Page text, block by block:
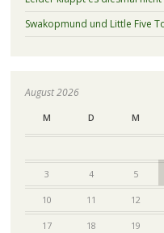
Swakopmund und Little Five
August 2026
M D M
3 4 5
10 11 12
17 18 19